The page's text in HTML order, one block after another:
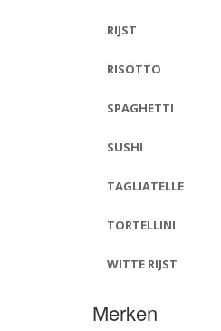
RIJST
RISOTTO
SPAGHETTI
SUSHI
TAGLIATELLE
TORTELLINI
WITTE RIJST
Merken